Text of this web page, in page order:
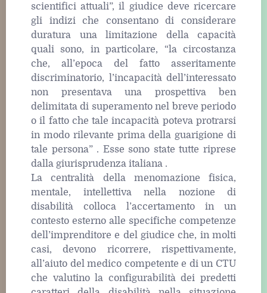
scientifici attuali”, il giudice deve ricercare
gli indizi che consentano di considerare
duratura una limitazione della capacità
quali sono, in particolare, “la circostanza
che, all’epoca del fatto asseritamente
discriminatorio, l’incapacità dell’interessato
non presentava una prospettiva ben
delimitata di superamento nel breve periodo
o il fatto che tale incapacità poteva protrarsi
in modo rilevante prima della guarigione di
tale persona” . Esse sono state tutte riprese
dalla giurisprudenza italiana .
La centralità della menomazione fisica,
mentale, intellettiva nella nozione di
disabilità colloca l’accertamento in un
contesto esterno alle specifiche competenze
dell’imprenditore e del giudice che, in molti
casi, devono ricorrere, rispettivamente,
all’aiuto del medico competente e di un CTU
che valutino la configurabilità dei predetti